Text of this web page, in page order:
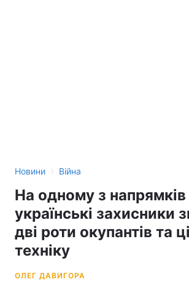
Новини › Війна
На одному з напрямків
українські захисники
дві роти окупантів та
техніку
ОЛЕГ ДАВИГОРА